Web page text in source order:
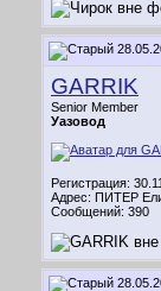
GARRIK
Senior Member
Уазовод
Регистрация:
Адрес: ПИТЕР
Сообщений: 390